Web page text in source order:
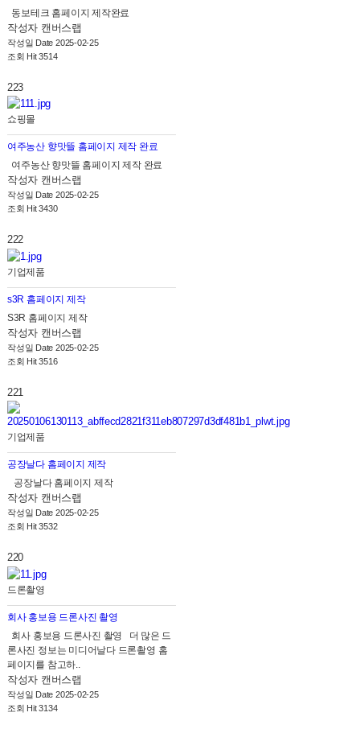
동보테크 홈페이지 제작완료
작성자 캔버스랩
작성일 Date 2025-02-25
조회 Hit 3514
223
쇼핑몰
여주농산 향맛뜰 홈페이지 제작 완료
여주농산 향맛뜰 홈페이지 제작 완료
작성자 캔버스랩
작성일 Date 2025-02-25
조회 Hit 3430
222
기업제품
s3R 홈페이지 제작
S3R 홈페이지 제작
작성자 캔버스랩
작성일 Date 2025-02-25
조회 Hit 3516
221
기업제품
공장날다 홈페이지 제작
공장날다 홈페이지 제작
작성자 캔버스랩
작성일 Date 2025-02-25
조회 Hit 3532
220
드론촬영
회사 홍보용 드론사진 촬영
회사 홍보용 드론사진 촬영 더 많은 드
론사진 정보는 미디어날다 드론촬영 홈
페이지를 참고하..
작성자 캔버스랩
작성일 Date 2025-02-25
조회 Hit 3134